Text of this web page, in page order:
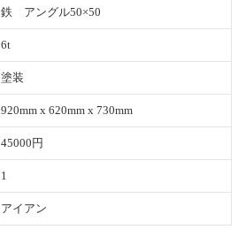
鉄 アングル50×50
6t
塗装
920mm x 620mm x 730mm
45000円
1
アイアン